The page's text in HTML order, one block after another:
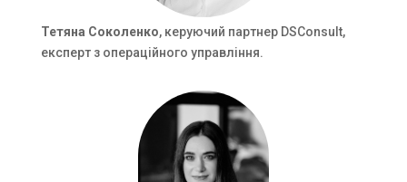
Тетяна Соколенко, керуючий партнер DSConsult,
експерт з операційного управління.